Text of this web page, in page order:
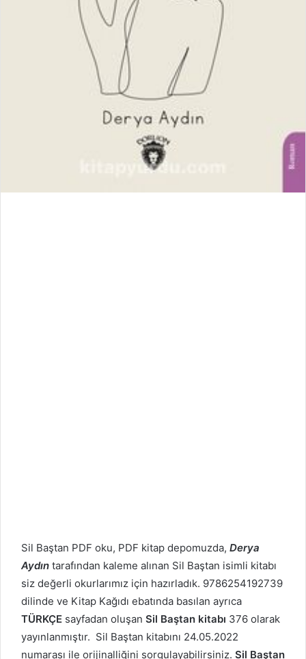
Sil Baştan PDF oku, PDF kitap depomuzda, Derya
Aydın tarafından kaleme alınan Sil Baştan isimli kitabı
siz değerli okurlarımız için hazırladık. 9786254192739
dilinde ve Kitap Kağıdı ebatında basılan ayrıca
TÜRKÇE sayfadan oluşan Sil Baştan kitabı 376 olarak
yayınlanmıştır. Sil Baştan kitabını 24.05.2022
numarası ile orijinalliğini sorgulayabilirsiniz. Sil Baştan